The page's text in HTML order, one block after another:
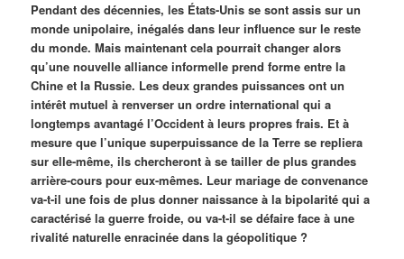
Pendant des décennies, les États-Unis se sont assis sur un
monde unipolaire, inégalés dans leur influence sur le reste
du monde. Mais maintenant cela pourrait changer alors
qu’une nouvelle alliance informelle prend forme entre la
Chine et la Russie. Les deux grandes puissances ont un
intérêt mutuel à renverser un ordre international qui a
longtemps avantagé l’Occident à leurs propres frais. Et à
mesure que l’unique superpuissance de la Terre se repliera
sur elle-même, ils chercheront à se tailler de plus grandes
arrière-cours pour eux-mêmes. Leur mariage de convenance
va-t-il une fois de plus donner naissance à la bipolarité qui a
caractérisé la guerre froide, ou va-t-il se défaire face à une
rivalité naturelle enracinée dans la géopolitique ?